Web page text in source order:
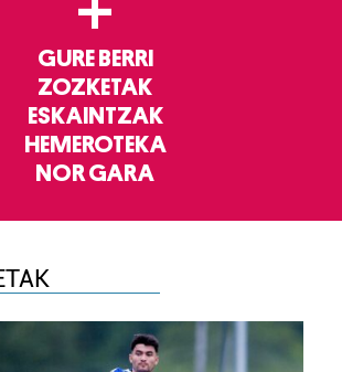
GURE BERRI
ZOZKETAK
ESKAINTZAK
HEMEROTEKA
NOR GARA